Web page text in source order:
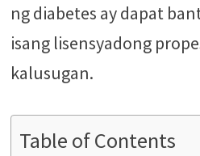
ng diabetes ay dapat
isang lisensyadong
kalusugan.
Table of Contents